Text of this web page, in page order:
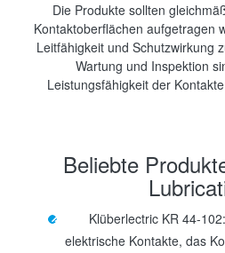
Die Produkte sollten
Kontaktoberflächen aufgetragen
Leitfähigkeit und Schutzwirkung
Wartung und Inspektion
Leistungsfähigkeit der
Beliebte
Klüberlectric KR 44-
elektrische Kontakte, das